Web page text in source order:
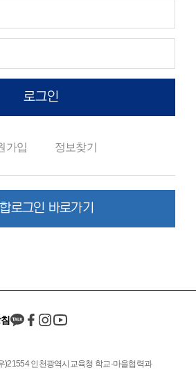
로그인
가입 정보찾기
로그인 바로가기
)21554 인천광역시교육청 학교·마을협력과